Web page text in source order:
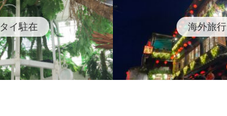
タイ駐在 海外旅行